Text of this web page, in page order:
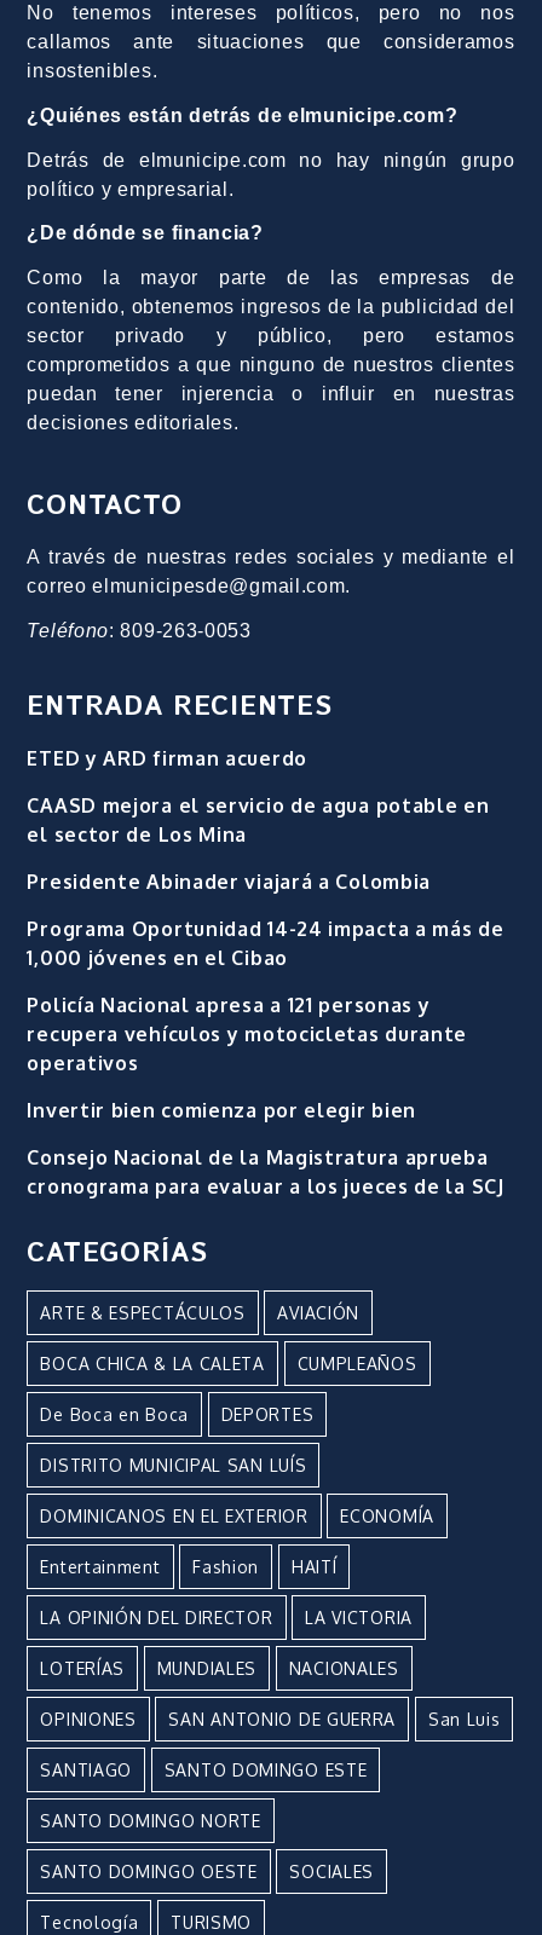
No tenemos intereses políticos, pero no nos
callamos ante situaciones que consideramos
insostenibles.
¿Quiénes están detrás de elmunicipe.com?
Detrás de elmunicipe.com no hay ningún grupo
político y empresarial.
¿De dónde se financia?
Como la mayor parte de las empresas de
contenido, obtenemos ingresos de la publicidad del
sector privado y público, pero estamos
comprometidos a que ninguno de nuestros clientes
puedan tener injerencia o influir en nuestras
decisiones editoriales.
CONTACTO
A través de nuestras redes sociales y mediante el
correo elmunicipesde@gmail.com.
Teléfono: 809-263-0053
ENTRADA RECIENTES
ETED y ARD firman acuerdo
CAASD mejora el servicio de agua potable en
el sector de Los Mina
Presidente Abinader viajará a Colombia
Programa Oportunidad 14-24 impacta a más de
1,000 jóvenes en el Cibao
Policía Nacional apresa a 121 personas y
recupera vehículos y motocicletas durante
operativos
Invertir bien comienza por elegir bien
Consejo Nacional de la Magistratura aprueba
cronograma para evaluar a los jueces de la SCJ
CATEGORÍAS
ARTE & ESPECTÁCULOS AVIACIÓN
BOCA CHICA & LA CALETA CUMPLEAÑOS
De Boca en Boca DEPORTES
DISTRITO MUNICIPAL SAN LUÍS
DOMINICANOS EN EL EXTERIOR ECONOMÍA
Entertainment Fashion HAITÍ
LA OPINIÓN DEL DIRECTOR LA VICTORIA
LOTERÍAS MUNDIALES NACIONALES
OPINIONES SAN ANTONIO DE GUERRA San Luis
SANTIAGO SANTO DOMINGO ESTE
SANTO DOMINGO NORTE
SANTO DOMINGO OESTE SOCIALES
Tecnología TURISMO